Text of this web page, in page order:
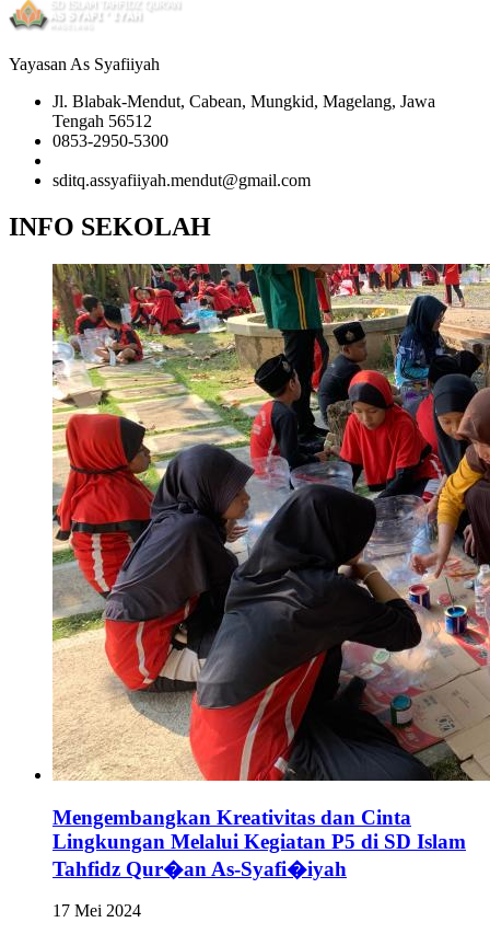
Yayasan As Syafiiyah
Jl. Blabak-Mendut, Cabean, Mungkid, Magelang, Jawa
Tengah 56512
0853-2950-5300
sditq.assyafiiyah.mendut@gmail.com
INFO SEKOLAH
Mengembangkan Kreativitas dan Cinta
Lingkungan Melalui Kegiatan P5 di SD Islam
Tahfidz Qur�an As-Syafi�iyah
17 Mei 2024